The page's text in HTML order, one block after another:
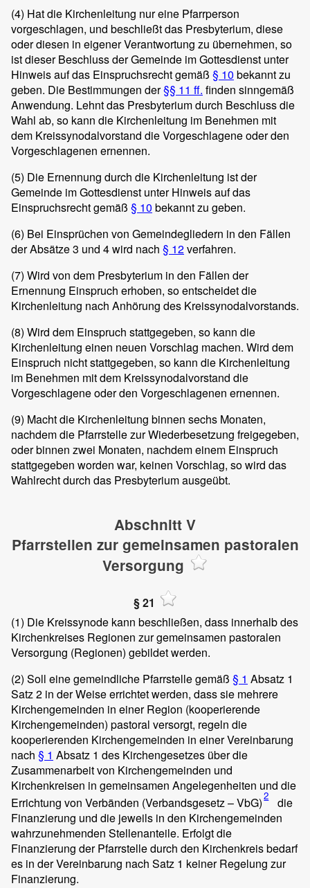
(4) Hat die Kirchenleitung nur eine Pfarrperson
vorgeschlagen, und beschließt das Presbyterium, diese
oder diesen in eigener Verantwortung zu übernehmen, so
ist dieser Beschluss der Gemeinde im Gottesdienst unter
Hinweis auf das Einspruchsrecht gemäß § 10 bekannt zu
geben. Die Bestimmungen der§§ 11 ff. finden sinngemäß
Anwendung. Lehnt das Presbyterium durch Beschluss die
Wahl ab, so kann die Kirchenleitung im Benehmen mit
dem Kreissynodalvorstand die Vorgeschlagene oder den
Vorgeschlagenen ernennen.
(5) Die Ernennung durch die Kirchenleitung ist der
Gemeinde im Gottesdienst unter Hinweis auf das
Einspruchsrecht gemäß § 10 bekannt zu geben.
(6) Bei Einsprüchen von Gemeindegliedern in den Fällen
der Absätze 3 und 4 wird nach § 12verfahren.
(7) Wird von dem Presbyterium in den Fällen der
Ernennung Einspruch erhoben, so entscheidet die
Kirchenleitung nach Anhörung des Kreissynodalvorstands.
(8) Wird dem Einspruch stattgegeben, so kann die
Kirchenleitung einen neuen Vorschlag machen. Wird dem
Einspruch nicht stattgegeben, so kann die Kirchenleitung
im Benehmen mit dem Kreissynodalvorstand die
Vorgeschlagene oder den Vorgeschlagenen ernennen.
(9) Macht die Kirchenleitung binnen sechs Monaten,
nachdem die Pfarrstelle zur Wiederbesetzung freigegeben,
oder binnen zwei Monaten, nachdem einem Einspruch
stattgegeben worden war, keinen Vorschlag, so wird das
Wahlrecht durch das Presbyterium ausgeübt.
Abschnitt V
Pfarrstellen zur gemeinsamen pastoralen
Versorgung
§ 21
(1) Die Kreissynode kann beschließen, dass innerhalb des
Kirchenkreises Regionen zur gemeinsamen pastoralen
Versorgung (Regionen) gebildet werden.
(2) Soll eine gemeindliche Pfarrstelle gemäß § 1 Absatz 1
Satz 2 in der Weise errichtet werden, dass sie mehrere
Kirchengemeinden in einer Region (kooperierende
Kirchengemeinden) pastoral versorgt, regeln die
kooperierenden Kirchengemeinden in einer Vereinbarung
nach § 1 Absatz 1 des Kirchengesetzes über die
Zusammenarbeit von Kirchengemeinden und
Kirchenkreisen in gemeinsamen Angelegenheiten und die
Errichtung von Verbänden (Verbandsgesetz – VbG)2
die
Finanzierung und die jeweils in den Kirchengemeinden
wahrzunehmenden Stellenanteile. Erfolgt die
Finanzierung der Pfarrstelle durch den Kirchenkreis bedarf
es in der Vereinbarung nach Satz 1 keiner Regelung zur
Finanzierung.